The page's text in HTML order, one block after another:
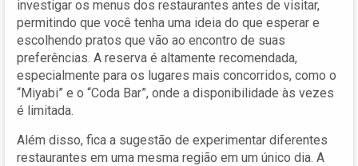
investigar os menus dos restaurantes antes de visitar,
permitindo que você tenha uma ideia do que esperar e
escolhendo pratos que vão ao encontro de suas
preferências. A reserva é altamente recomendada,
especialmente para os lugares mais concorridos, como o
“Miyabi” e o “Coda Bar”, onde a disponibilidade às vezes
é limitada.
Além disso, fica a sugestão de experimentar diferentes
restaurantes em uma mesma região em um único dia. A